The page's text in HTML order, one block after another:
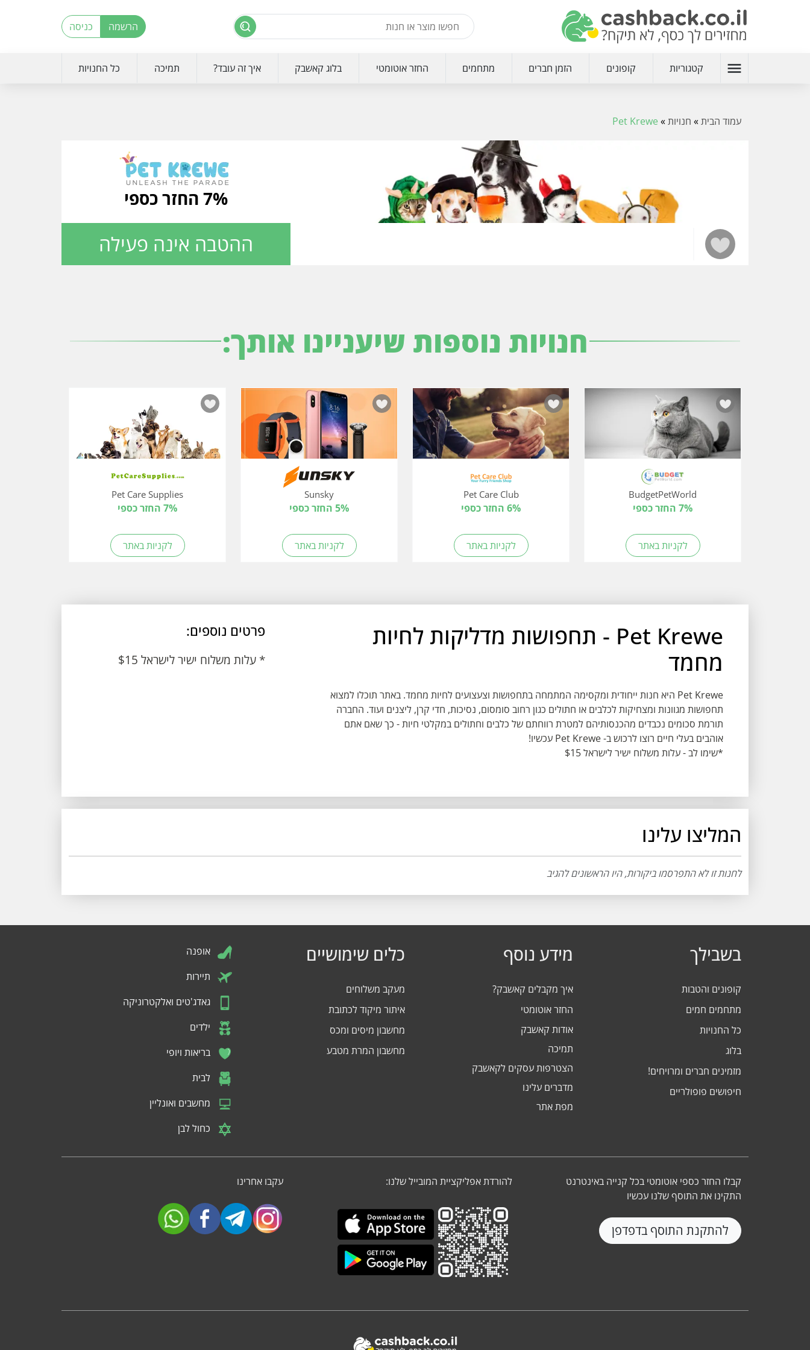
הרשמה כניסה
menu קטגוריות קופונים הזמן חברים מתחמים החזר אוטומטי בלוג קאשבק איך זה עובד? תמיכה כל החנויות
עמוד הבית» חנויות»
Pet Krewe
7% החזר כספי
ההטבה אינה פעילה
חנויות נוספות שיעניינו אותך:
BudgetPetWorld
7% החזר כספי
לקניות באתר
Pet Care Club
6% החזר כספי
לקניות באתר
Sunsky
5% החזר כספי
לקניות באתר
Pet Care Supplies
7% החזר כספי
לקניות באתר
Pet Krewe - תחפושות מדליקות לחיות
מחמד
Pet Krewe היא חנות ייחודית ומקסימה המתמחה בתחפושות וצעצועים לחיות מחמד. באתר תוכלו למצוא
תחפושות מגוונות ומצחיקות לכלבים או חתולים כגון רחוב סומסום, נסיכות, חדי קרן, ליצנים ועוד. החברה
תורמת סכומים נכבדים מהכנסותיהם למטרת רווחתם של כלבים וחתולים במקלטי חיות - כך שאם אתם
אוהבים בעלי חיים רוצו לרכוש ב- Pet Krewe עכשיו!
*שימו לב - עלות משלוח ישיר לישראל $15
פרטים נוספים:
* עלות משלוח ישיר לישראל $15
המליצו עלינו
לחנות זו לא התפרסמו ביקורות, היו הראשונים להגיב
בשבילך
קופונים והטבות
מתחמים חמים
כל החנויות
בלוג
מזמינים חברים ומרויחים!
חיפושים פופולריים
מידע נוסף
איך מקבלים קאשבק?
החזר אוטומטי
אודות קאשבק
תמיכה
הצטרפות עסקים לקאשבק
מדברים עלינו
מפת אתר
כלים שימושיים
מעקב משלוחים
איתור מיקוד לכתובת
מחשבון מיסים ומכס
מחשבון המרת מטבע
אופנה
תיירות
גאדג'טים ואלקטרוניקה
ילדים
בריאות ויופי
לבית
מחשבים ואונליין
כחול לבן
קבלו החזר כספי אוטומטי בכל קנייה באינטרנט
התקינו את התוסף שלנו עכשיו
להתקנת התוסף בדפדפן
להורדת אפליקציית המובייל שלנו: עקבו אחרינו